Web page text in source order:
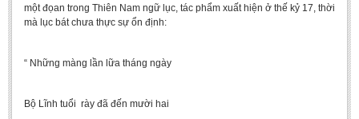
một đọan trong Thiên Nam ngữ lục, tác phẩm xuất hiện ở thế kỷ 17, thời
mà lục bát chưa thực sự ổn định:
“ Những màng lần lữa tháng ngày
Bộ Lĩnh tuổi rày đã đến mười hai